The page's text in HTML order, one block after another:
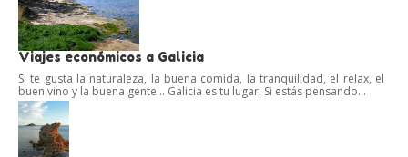
Viajes económicos a Galicia
Si te gusta la naturaleza, la buena comida, la tranquilidad, el relax, el
buen vino y la buena gente… Galicia es tu lugar. Si estás pensando...